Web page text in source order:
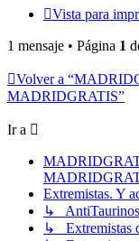
Vista para
1 mensaje • Página 1
Volver a
MADRIDGRATIS”
Ir a
Extremistas. Y
↳
↳ Extremistas